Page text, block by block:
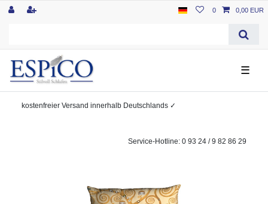
0 0,00 EUR
☰
kostenfreier Versand innerhalb Deutschlands ✓
Service-Hotline: 0 93 24 / 9 82 86 29